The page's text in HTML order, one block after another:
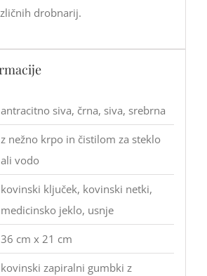
drobnarij.
antracitno siva, črna, siva, srebrna
z nežno krpo in čistilom za steklo
ali vodo
kovinski ključek, kovinski netki,
medicinsko jeklo, usnje
36 cm x 21 cm
kovinski zapiralni gumbki z